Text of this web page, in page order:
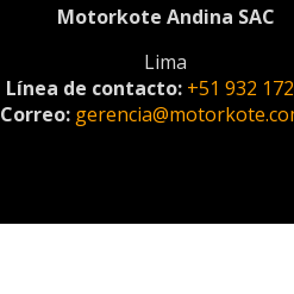
Motorkote Andina SAC
Lima
Línea de contacto: +51 932
Correo: